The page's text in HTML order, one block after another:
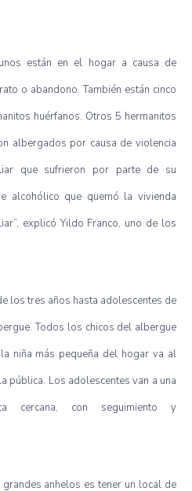
están en el hogar a causa de
o abandono. También están cinco
huérfanos. Otros 5 hermanitos
albergados por causa de violencia
que sufrieron por parte de su
alcohólico que quemó la vivienda
explicó Yildo Franco, uno de los
los tres años hasta adolescentes de
Todos los chicos del albergue
niña más pequeña del hogar va al
pública. Los adolescentes van a una
cercana, con seguimiento y
anhelos es tener un local de